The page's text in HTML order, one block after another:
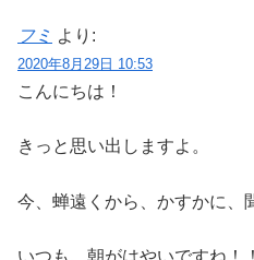
フミ より:
2020年8月29日 10:53
こんにちは！
きっと思い出しますよ。
今、蝉遠くから、かすかに、
いつも、朝がはやいですね！！